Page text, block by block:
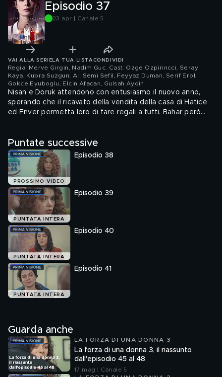
Episodio 37
23 apr | Canale 5
VAI ALLA SERIE LA TUA LISTA CONDIVIDI
Regia: Merve Girgin, Nadim Guc. Cast: Ozge Ozpirincci, Seray
Kaya, Kubra Suzgun, Ali Semi Sefil, Feyyaz Duman, Serif Erol,
Gokce Eyuboglu, Elcin Afacan, Gulsah Aydin
Nisan e Doruk attendono con entusiasmo il nuovo anno,
sperando che il ricavato della vendita della casa di Hatice
ed Enver permetta loro di fare regali a tutti. Bahar però
sentire.
Puntate successive
PROSSIMO VIDEO
Episodio 38
PUNTATA INTERA
Episodio 39
PUNTATA INTERA
Episodio 40
PUNTATA INTERA
Episodio 41
Guarda anche
LA FORZA DI UNA DONNA 3
La forza di una donna 3, il riassunto
dall'episodio 45 al 48
17 mag | Canale 5